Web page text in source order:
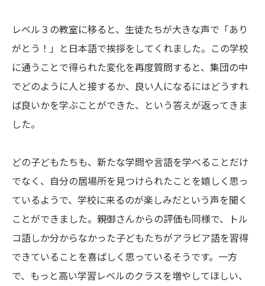
レベル３の教室に移ると、生徒たちが大きな声で「あり
がとう！」と日本語で挨拶をしてくれました。この学校
に通うことで得られた変化を再度質問すると、集団の中
でどのように人と接するか、良い人になるにはどうすれ
ば良いかを学ぶことができた、という答えが返ってきま
した。
どの子どもたちも、新たな学問や言語を学べることだけ
でなく、自分の居場所を見つけられたことを嬉しく思っ
ているようで、学校に来るのが楽しみだという声を聞く
ことができました。親御さんからの評価も同様で、トル
コ語しか分からなかった子どもたちがアラビア語を習得
できていることを喜ばしく思っているそうです。一方
で、もっと高い学習レベルのクラスを増やしてほしい、